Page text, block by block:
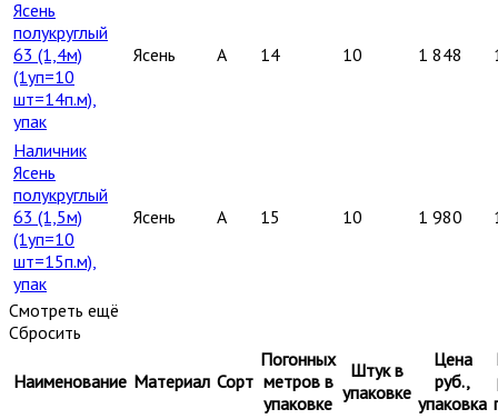
Ясень
полукруглый
63 (1,4м)
(1уп=10
шт=14п.м),
упак
Ясень A 14 10 1 848
Наличник
Ясень
полукруглый
63 (1,5м)
(1уп=10
шт=15п.м),
упак
Ясень A 15 10 1 980
Смотреть ещё
Сбросить
Наименование Материал Сорт
Погонных
метров в
упаковке
Штук в
упаковке
Цена
руб.,
упаковка